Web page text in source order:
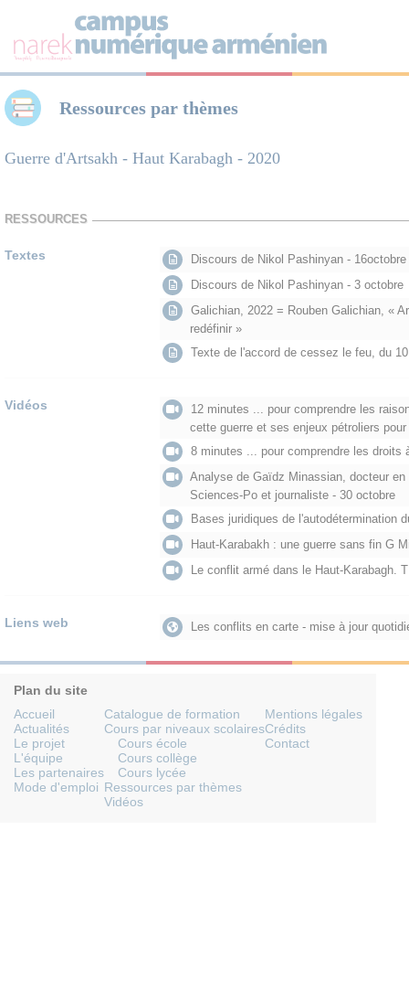
Ressources par thèmes
Guerre d'Artsakh - Haut Karabagh - 2020
RESSOURCES
Textes
Discours de Nikol Pashinyan - 16octobre
Discours de Nikol Pashinyan - 3 octobre
Galichian, 2022 = Rouben Galichian, «
redéfinir »
Texte de l'accord de cessez le feu, du
Vidéos
12 minutes ... pour comprendre les
cette guerre et ses enjeux pétroliers
8 minutes ... pour comprendre les droits
Analyse de Gaïdz Minassian, docteur
Sciences-Po et journaliste - 30 octobre
Bases juridiques de l'autodétermination
Haut-Karabakh : une guerre sans fin G
Le conflit armé dans le Haut-Karabagh.
Liens web Les conflits en carte - mise à jour
Plan du site
Accueil
Actualités
Le projet
L'équipe
Les partenaires
Mode d'emploi
Catalogue de formation
Cours par niveaux scolaires
Cours école
Cours collège
Cours lycée
Ressources par thèmes
Vidéos
Mentions légales
Crédits
Contact